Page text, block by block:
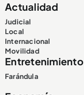
Actualidad
Judicial
Local
Internacional
Movilidad
Entretenimiento
Farándula